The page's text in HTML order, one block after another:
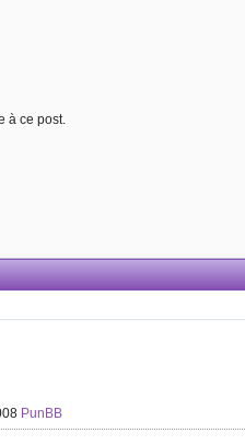
à ce post.
PunBB